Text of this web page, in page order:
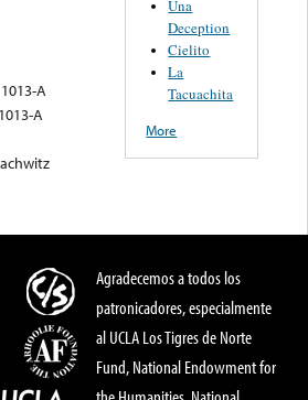
1013-A
A
Una
Deception
Cielito
La
Tacuachita
More
Agradecemos a todos los
patronicadores, especialmente
al UCLA Los Tigres de Norte
Fund, National Endowment for